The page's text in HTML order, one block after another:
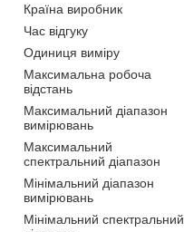
Країна виробник
Час відгуку
Одиниця виміру
Максимальна робоча
відстань
Максимальний діапазон
вимірювань
Максимальний
спектральний діапазон
Мінімальний діапазон
вимірювань
Мінімальний спектральний